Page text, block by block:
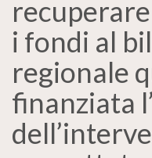
i fondi al
regionale
finanziata